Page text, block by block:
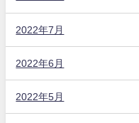
2022年7月
2022年6月
2022年5月